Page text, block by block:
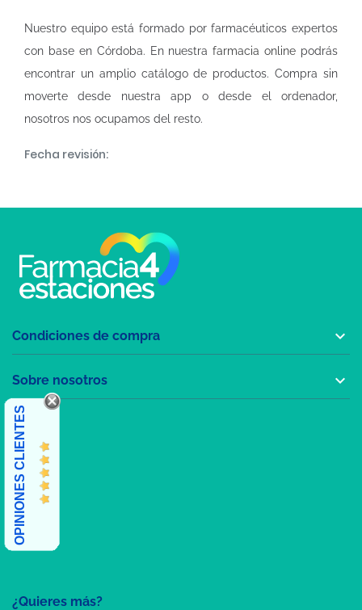
Nuestro equipo está formado por farmacéuticos expertos
con base en Córdoba. En nuestrafarmacia online podrás
encontrar un amplio catálogo de productos. Compra sin
moverte desde nuestra app o desde el ordenador,
nosotros nos ocupamos del resto.
Fecha revisión:
¿Quieres más?
Condiciones de compra 
Sobre nosotros 
OPINIONES CLIENTES